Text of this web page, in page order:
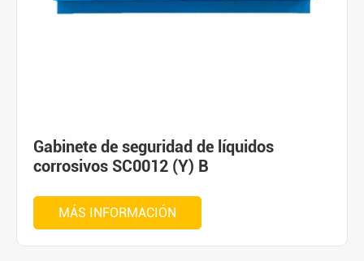
Gabinete de seguridad de líquidos
corrosivos SC0012 (Y) B
MÁS INFORMACIÓN